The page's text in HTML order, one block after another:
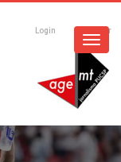
Login Registrar